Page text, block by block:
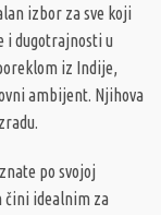
izbor za sve koji
i dugotrajnosti u
iz Indije,
ambijent. Njihova
po svojoj
čini idealnim za